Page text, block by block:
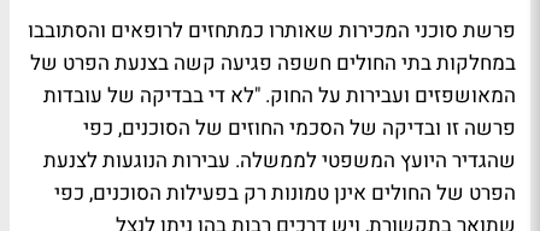
פרשת סוכני המכירות שאותרו כמתחזים לרופאים והסתובבו
במחלקות בתי החולים חשפה פגיעה קשה בצנעת הפרט של
המאושפזים ועבירות על החוק. "לא די בבדיקה של עובדות
פרשה זו ובדיקה של הסכמי החוזים של הסוכנים, כפי
שהגדיר היועץ המשפטי לממשלה. עבירות הנוגעות לצנעת
הפרט של החולים אינן טמונות רק בפעילות הסוכנים, כפי